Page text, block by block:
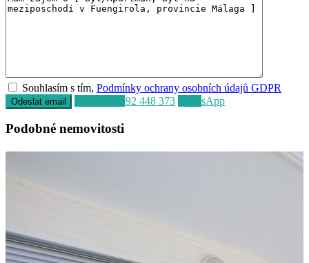
Souhlasím s tím,Podmínky ochrany osobních údajů GDPR
+34 692 448 373 WhatsApp
Podobné nemovitosti